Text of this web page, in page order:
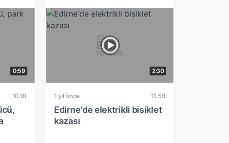
0:59
10.1B
2:30
1 yıl önce 11.5B
Edirne'de elektrikli bisiklet
kazası